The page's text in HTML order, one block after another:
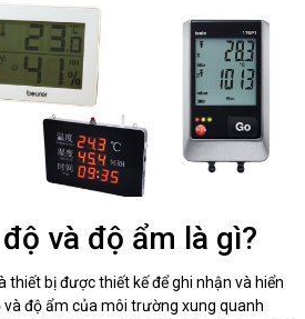
và độ ẩm là gì?
thiết bị được thiết kế để ghi nhận và hiển
độ ẩm của môi trường xung quanh